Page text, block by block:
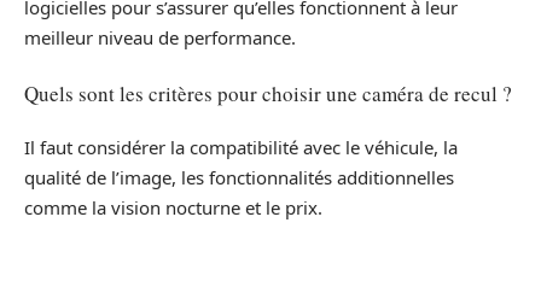
logicielles pour s’assurer qu’elles fonctionnent à leur
meilleur niveau de performance.
Quels sont les critères pour choisir une caméra de recul ?
Il faut considérer la compatibilité avec le véhicule, la
qualité de l’image, les fonctionnalités additionnelles
comme la vision nocturne et le prix.